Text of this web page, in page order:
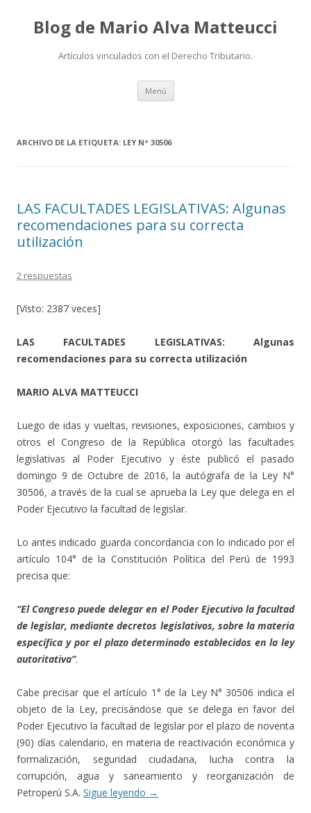
Blog de Mario Alva Matteucci
Artículos vinculados con el Derecho Tributario.
Menú Ir
contenido
ARCHIVO DE LA ETIQUETA: LEY N° 30506
LAS FACULTADES LEGISLATIVAS: Algunas
recomendaciones para su correcta
utilización
2 respuestas
[Visto: 2387 veces]
LAS FACULTADES LEGISLATIVAS: Algunas
recomendaciones para su correcta utilización
MARIO ALVA MATTEUCCI
Luego de idas y vueltas, revisiones, exposiciones, cambios y
otros el Congreso de la República otorgó las facultades
legislativas al Poder Ejecutivo y éste publicó el pasado
domingo 9 de Octubre de 2016, la autógrafa de la Ley N°
30506, a través de la cual se aprueba la Ley que delega en el
Poder Ejecutivo la facultad de legislar.
Lo antes indicado guarda concordancia con lo indicado por el
artículo 104° de la Constitución Política del Perú de 1993
precisa que:
“El Congreso puede delegar en el Poder Ejecutivo la facultad
de legislar, mediante decretos legislativos, sobre la materia
específica y por el plazo determinado establecidos en la ley
autoritativa”.
Cabe precisar que el artículo 1° de la Ley N° 30506 indica el
objeto de la Ley, precisándose que se delega en favor del
Poder Ejecutivo la facultad de legislar por el plazo de noventa
(90) días calendario, en materia de reactivación económica y
formalización, seguridad ciudadana, lucha contra la
corrupción, agua y saneamiento y reorganización de
Petroperú S.A. Sigue leyendo →